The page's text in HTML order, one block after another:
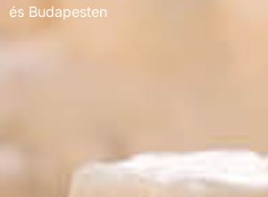
és Budapesten